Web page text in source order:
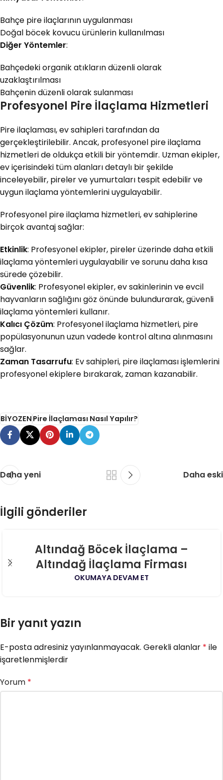
Bahçe pire ilaçlarının uygulanması
Doğal böcek kovucu ürünlerin kullanılması
Diğer Yöntemler:
Bahçedeki organik atıkların düzenli olarak
uzaklaştırılması
Bahçenin düzenli olarak sulanması
Profesyonel Pire İlaçlama Hizmetleri
Pire ilaçlaması, ev sahipleri tarafından da
gerçekleştirilebilir. Ancak, profesyonel pire ilaçlama
hizmetleri de oldukça etkili bir yöntemdir. Uzman ekipler,
ev içerisindeki tüm alanları detaylı bir şekilde
inceleyebilir, pireler ve yumurtaları tespit edebilir ve
uygun ilaçlama yöntemlerini uygulayabilir.
Profesyonel pire ilaçlama hizmetleri, ev sahiplerine
birçok avantaj sağlar:
Etkinlik: Profesyonel ekipler, pireler üzerinde daha etkili
ilaçlama yöntemleri uygulayabilir ve sorunu daha kısa
sürede çözebilir.
Güvenlik: Profesyonel ekipler, ev sakinlerinin ve evcil
hayvanların sağlığını göz önünde bulundurarak, güvenli
ilaçlama yöntemleri kullanır.
Kalıcı Çözüm: Profesyonel ilaçlama hizmetleri, pire
popülasyonunun uzun vadede kontrol altına alınmasını
sağlar.
Zaman Tasarrufu: Ev sahipleri, pire ilaçlaması işlemlerini
profesyonel ekiplere bırakarak, zaman kazanabilir.
BİYOZENPire İlaçlaması Nasıl Yapılır?
Daha yeni Daha eski
İlgili gönderiler
Altındağ Böcek İlaçlama –
Altındağ İlaçlama Firması
OKUMAYA DEVAM ET
Bir yanıt yazın
E-posta adresiniz yayınlanmayacak. Gerekli alanlar * ile
işaretlenmişlerdir
Yorum *